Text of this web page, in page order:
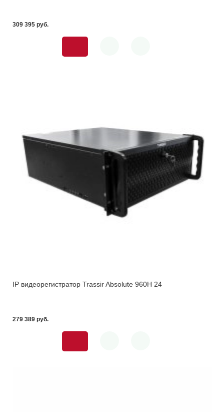
309 395 pуб.
IP видеорегистратор Trassir Absolute 960H 24
279 389 pуб.